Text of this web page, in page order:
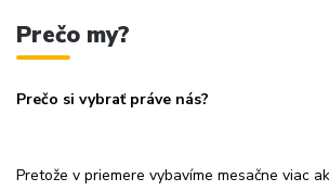
Prečo my?
Prečo si vybrať práve nás?
Pretože v priemere vybavíme mesačne viac